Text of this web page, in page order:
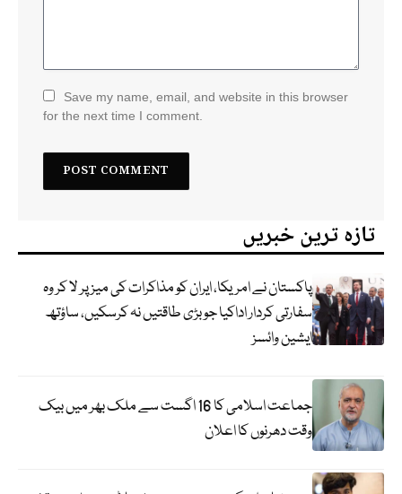
Save my name, email, and website in this browser
for the next time I comment.
تازہ ترین خبریں
پاکستان نے امریکا، ایران کو مذاکرات کی میز پر لا کر وہ
سفارتی کردار اداکیا جو بڑی طاقتیں نہ کرسکیں، ساؤتھ
ایشین وائسز
جماعت اسلامی کا 16 اگست سے ملک بھر میں بیک
وقت دھرنوں کا اعلان